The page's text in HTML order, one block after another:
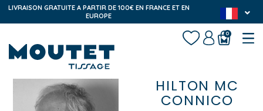
LIVRAISON GRATUITE A PARTIR DE 100€ EN FRANCE ET EN
EUROPE
0
HILTON MC
CONNICO